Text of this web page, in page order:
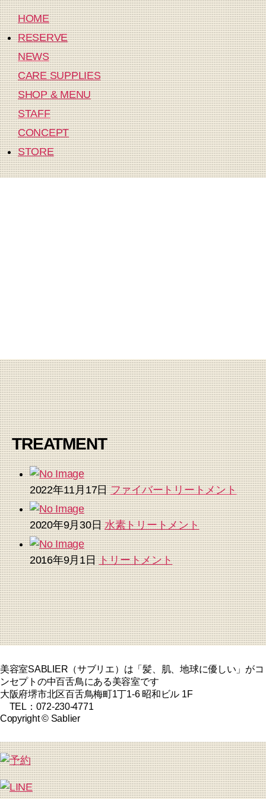
HOME
RESERVE
NEWS
CARE SUPPLIES
SHOP & MENU
STAFF
CONCEPT
STORE
TREATMENT
2022年11月17日ファイバートリートメント
2020年9月30日水素トリートメント
2016年9月1日トリートメント
美容室SABLIER（サブリエ）は「髪、肌、地球に優しい」がコ
ンセプトの中百舌鳥にある美容室です
大阪府堺市北区百舌鳥梅町1丁1-6 昭和ビル 1F
TEL：072-230-4771
Copyright © Sablier